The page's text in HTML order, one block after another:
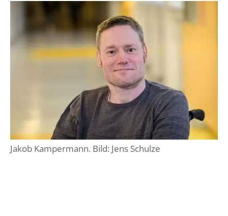
Jakob Kampermann. Bild: Jens Schulze